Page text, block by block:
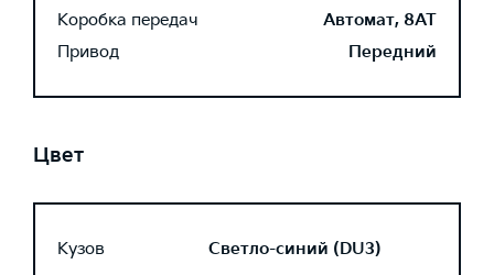
Коробка передач
Автомат, 8AT
Привод
Передний
Цвет
Кузов Светло-синий (DU3)